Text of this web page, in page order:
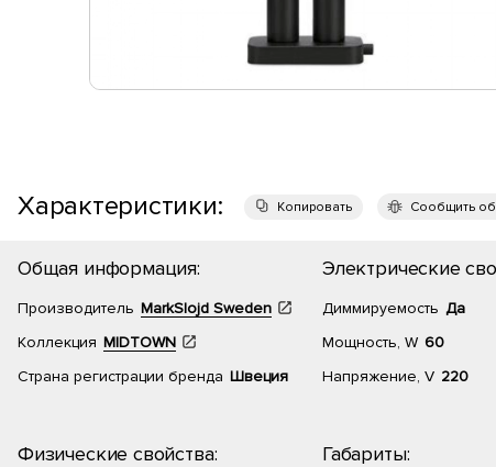
Характеристики: Копировать Сообщить
Общая информация:
Производитель MarkSlojd Sweden
Коллекция MIDTOWN
Страна регистрации бренда Швеция
Физические свойства:
Электрические
Диммируемость Да
Мощность, W 60
Напряжение, V 220
Габариты: